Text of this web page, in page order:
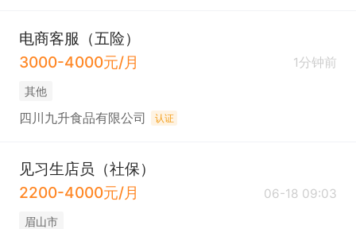
电商客服（五险）
3000-4000元/月
1分钟前
其他
四川九升食品有限公司 认证
见习生店员（社保）
2200-4000元/月
06-18 09:03
眉山市